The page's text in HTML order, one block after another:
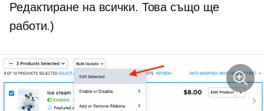
Редактиране на всички. Това също ще
работи.)